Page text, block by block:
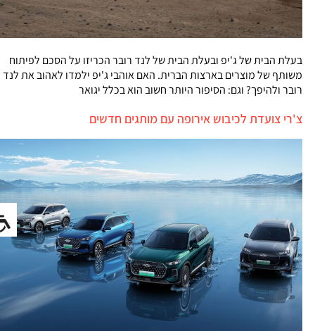
בעלת הבית של ג'יפ ובעלת הבית של לנד רובר הכריזו על הסכם לפיתוח
משותף של מוצרים בארצות הברית. האם אוהבי ג'יפ ילמדו לאהוב את לנד
רובר ולהיפך? וגם: הסיפור היותר חשוב הוא בכלל יגואר
צ'רי צועדת לכיבוש אירופה עם מותגים חדשים